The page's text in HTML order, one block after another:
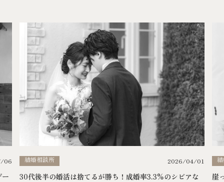
06 結婚相談所 2026/04/01
30代後半の婚活は捨てるが勝ち！成婚率3.3%のシビアな
崖